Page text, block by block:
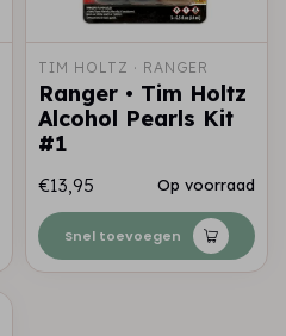
TIM HOLTZ · RANGER
Ranger • Tim Holtz
Alcohol Pearls Kit
#1
€13,95 Op voorraad
Snel toevoegen